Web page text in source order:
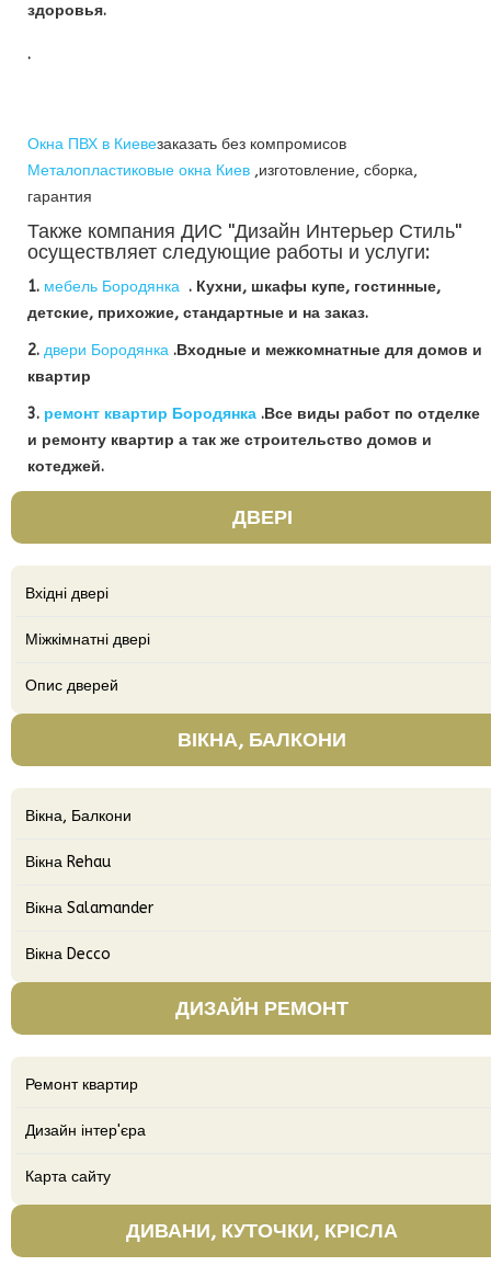
здоровья.
.
Окна ПВХ в Киевезаказать без компромисов
Металопластиковые окна Киев ,изготовление, сборка,
гарантия
Также компания ДИС "Дизайн Интерьер Стиль"
осуществляет следующие работы и услуги:
1. мебель Бородянка . Кухни, шкафы купе, гостинные,
детские, прихожие, стандартные и на заказ.
2. двери Бородянка .Входные и межкомнатные для домов и
квартир
3. ремонт квартир Бородянка .Все виды работ по отделке
и ремонту квартир а так же строительство домов и
котеджей.
ДВЕРІ
Вхідні двері
Міжкімнатні двері
Опис дверей
ВІКНА, БАЛКОНИ
Вікна, Балкони
Вікна Rehau
Вікна Salamander
Вікна Decco
ДИЗАЙН РЕМОНТ
Ремонт квартир
Дизайн інтер'єра
Карта сайту
ДИВАНИ, КУТОЧКИ, КРІСЛА